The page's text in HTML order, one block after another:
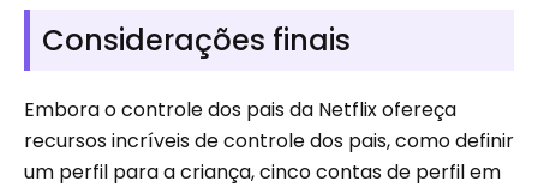
Considerações finais
Embora o controle dos pais da Netflix ofereça
recursos incríveis de controle dos pais, como definir
um perfil para a criança, cinco contas de perfil em